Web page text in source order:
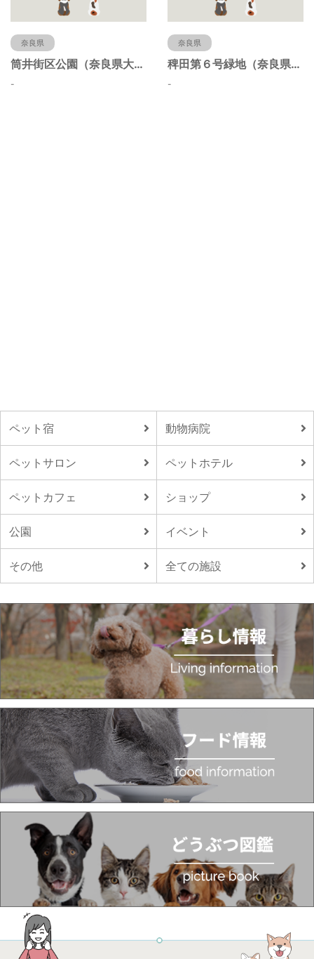
奈良県
筒井街区公園（奈良県大和郡山市）
-
奈良県
稗田第６号緑地（奈良県大和郡山市）
-
ペット宿 動物病院
ペットサロン ペットホテル
ペットカフェ ショップ
公園 イベント
その他 全ての施設